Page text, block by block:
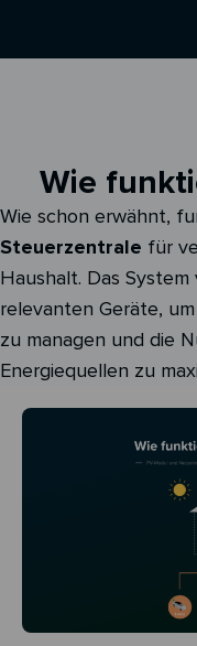
Wie
Wie schon erwähnt,
Steuerzentrale für
Haushalt. Das
relevanten Geräte,
zu managen und die
Energiequellen zu